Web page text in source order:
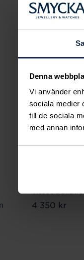
Denna
Vi använder
sociala medier
till de sociala
med annan
Pris:4 350 kr
4 350 kr